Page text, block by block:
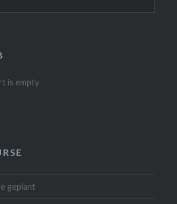
is empty
geplant